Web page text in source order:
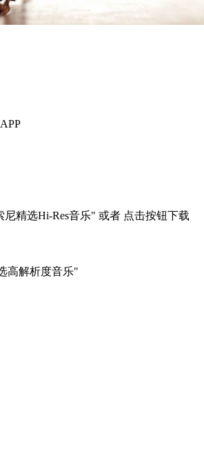
精选Hi-Res音乐" 或者 点击按钮下载
高解析度音乐"